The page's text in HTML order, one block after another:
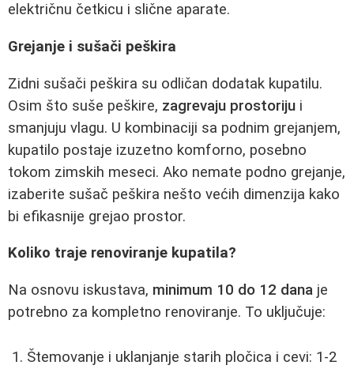
električnu četkicu i slične aparate.
Grejanje i sušači peškira
Zidni sušači peškira su odličan dodatak kupatilu.
Osim što suše peškire, zagrevaju prostoriju i
smanjuju vlagu. U kombinaciji sa podnim grejanjem,
kupatilo postaje izuzetno komforno, posebno
tokom zimskih meseci. Ako nemate podno grejanje,
izaberite sušač peškira nešto većih dimenzija kako
bi efikasnije grejao prostor.
Koliko traje renoviranje kupatila?
Na osnovu iskustava, minimum 10 do 12 dana je
potrebno za kompletno renoviranje. To uključuje:
Štemovanje i uklanjanje starih pločica i cevi: 1-2